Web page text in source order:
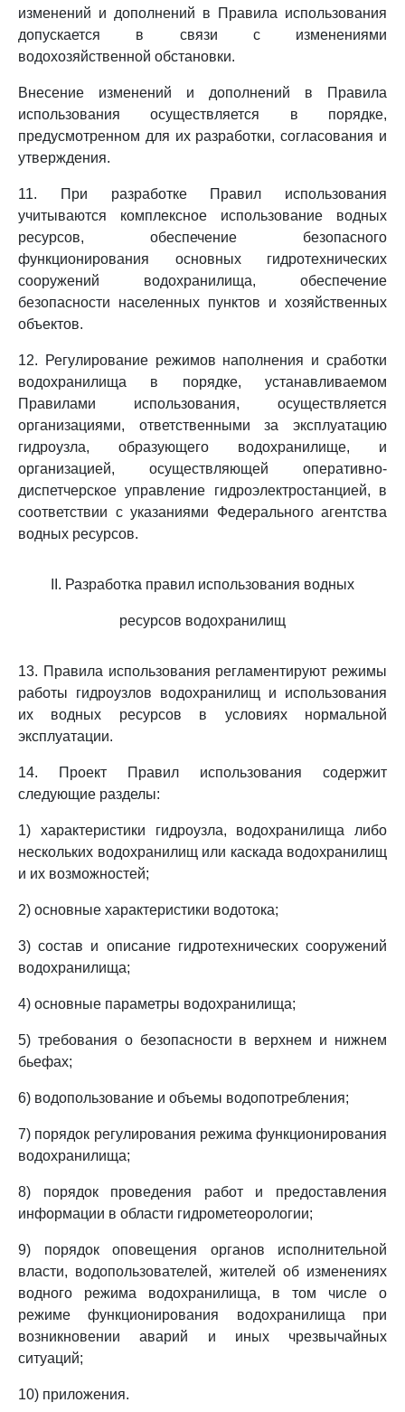
изменений и дополнений в Правила использования
допускается в связи с изменениями
водохозяйственной обстановки.
Внесение изменений и дополнений в Правила
использования осуществляется в порядке,
предусмотренном для их разработки, согласования и
утверждения.
11. При разработке Правил использования
учитываются комплексное использование водных
ресурсов, обеспечение безопасного
функционирования основных гидротехнических
сооружений водохранилища, обеспечение
безопасности населенных пунктов и хозяйственных
объектов.
12. Регулирование режимов наполнения и сработки
водохранилища в порядке, устанавливаемом
Правилами использования, осуществляется
организациями, ответственными за эксплуатацию
гидроузла, образующего водохранилище, и
организацией, осуществляющей оперативно-
диспетчерское управление гидроэлектростанцией, в
соответствии с указаниями Федерального агентства
водных ресурсов.
II. Разработка правил использования водных
ресурсов водохранилищ
13. Правила использования регламентируют режимы
работы гидроузлов водохранилищ и использования
их водных ресурсов в условиях нормальной
эксплуатации.
14. Проект Правил использования содержит
следующие разделы:
1) характеристики гидроузла, водохранилища либо
нескольких водохранилищ или каскада водохранилищ
и их возможностей;
2) основные характеристики водотока;
3) состав и описание гидротехнических сооружений
водохранилища;
4) основные параметры водохранилища;
5) требования о безопасности в верхнем и нижнем
бьефах;
6) водопользование и объемы водопотребления;
7) порядок регулирования режима функционирования
водохранилища;
8) порядок проведения работ и предоставления
информации в области гидрометеорологии;
9) порядок оповещения органов исполнительной
власти, водопользователей, жителей об изменениях
водного режима водохранилища, в том числе о
режиме функционирования водохранилища при
возникновении аварий и иных чрезвычайных
ситуаций;
10) приложения.